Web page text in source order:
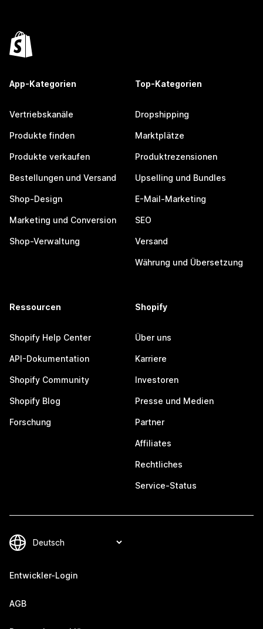
App-Kategorien
Vertriebskanäle
Produkte finden
Produkte verkaufen
Bestellungen und Versand
Shop-Design
Marketing und Conversion
Shop-Verwaltung
Top-Kategorien
Dropshipping
Marktplätze
Produktrezensionen
Upselling und Bundles
E-Mail-Marketing
SEO
Versand
Währung und Übersetzung
Ressourcen
Shopify Help Center
API-Dokumentation
Shopify Community
Shopify Blog
Forschung
Shopify
Über uns
Karriere
Investoren
Presse und Medien
Partner
Affiliates
Rechtliches
Service-Status
Entwickler-Login
AGB